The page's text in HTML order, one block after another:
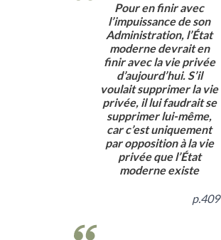
Pour en finir avec
l’impuissance de son
Administration, l’État
moderne devrait en
finir avec la vie privée
d’aujourd’hui. S’il
voulait supprimer la vie
privée, il lui faudrait se
supprimer lui-même,
car c’est uniquement
par opposition à la vie
privée que l’État
moderne existe
p.409